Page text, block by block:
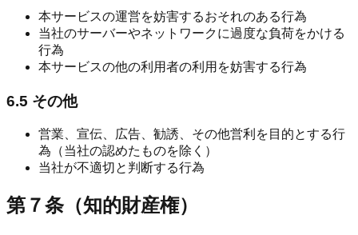
本サービスの運営を妨害するおそれのある行為
当社のサーバーやネットワークに過度な負荷をかける
行為
本サービスの他の利用者の利用を妨害する行為
6.5 その他
営業、宣伝、広告、勧誘、その他営利を目的とする行
為（当社の認めたものを除く）
当社が不適切と判断する行為
第７条（知的財産権）